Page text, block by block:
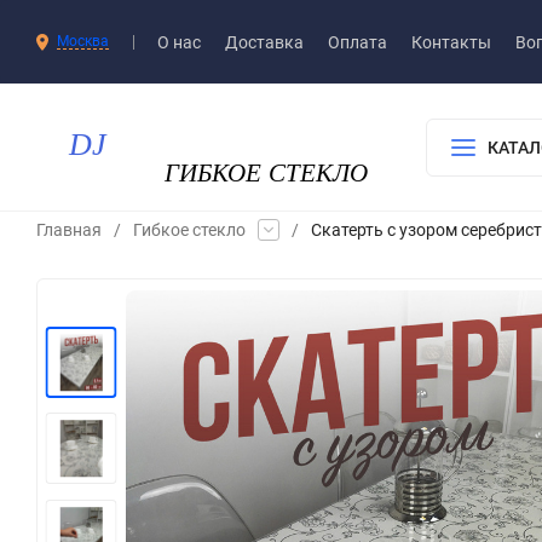
Москва О нас Доставка​ Оплата Контакты
Главная / Гибкое стекло / Скатерть с узором